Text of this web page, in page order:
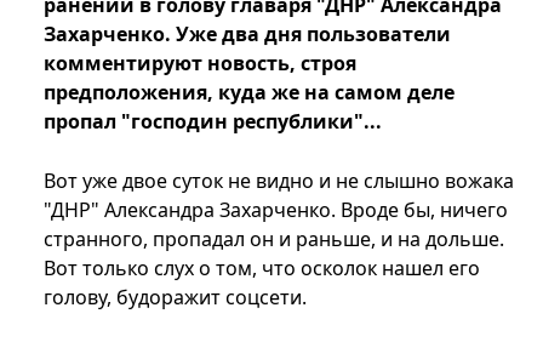
Захарченко. Уже два дня пользователи
комментируют новость, строя
предположения, куда же на самом деле
пропал "господин республики"...
Вот уже двое суток не видно и не слышно вожака
"ДНР" Александра Захарченко. Вроде бы, ничего
странного, пропадал он и раньше, и на дольше.
Вот только слух о том, что осколок нашел его
голову, будоражит соцсети.